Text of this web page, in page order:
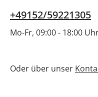
+49152/59221305
Mo-Fr, 09:00 - 18:00
Oder über unser